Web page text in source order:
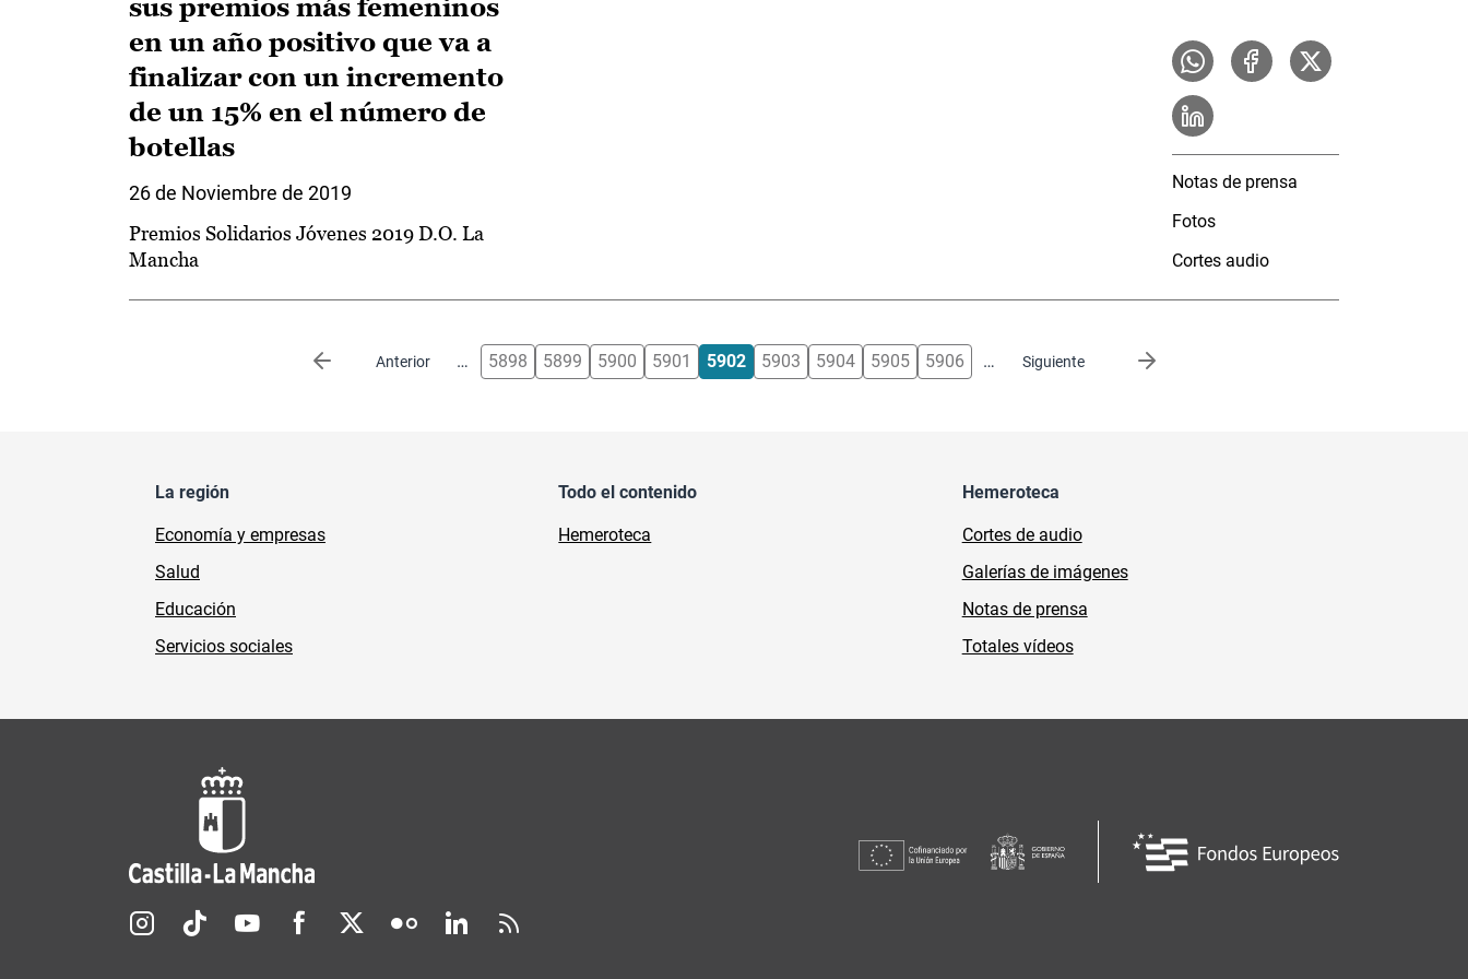
sus premios más femeninos
en un año positivo que va a
finalizar con un incremento
de un 15% en el número de
botellas
26 de Noviembre de 2019
Premios Solidarios Jóvenes 2019 D.O. La
Mancha
Notas de prensa
Fotos
Cortes audio
Anterior
Página anterior … 5898 5899 5900 5901 5902 5903 5904 5905 5906 … Siguiente
Siguiente página
La región
Economía y empresas
Salud
Educación
Servicios sociales
Todo el contenido
Hemeroteca
Hemeroteca
Cortes de audio
Galerías de imágenes
Notas de prensa
Totales vídeos
Redes sociales JCCM